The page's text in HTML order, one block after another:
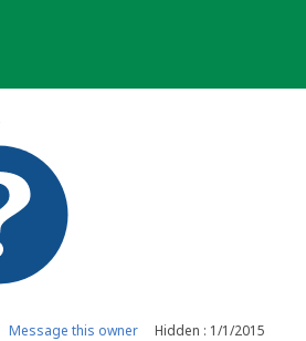
Message this owner Hidden : 1/1/2015